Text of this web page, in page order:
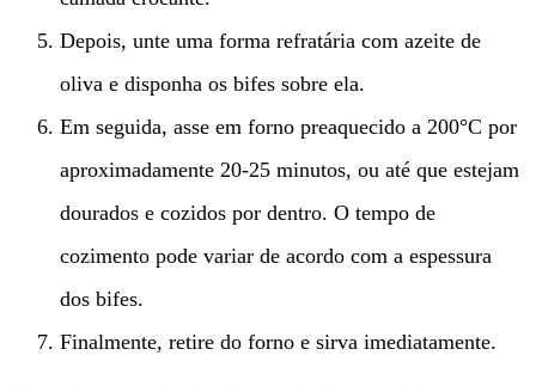
Depois, unte uma forma refratária com azeite de
oliva e disponha os bifes sobre ela.
Em seguida, asse em forno preaquecido a 200°C por
aproximadamente 20-25 minutos, ou até que estejam
dourados e cozidos por dentro. O tempo de
cozimento pode variar de acordo com a espessura
dos bifes.
Finalmente, retire do forno e sirva imediatamente.